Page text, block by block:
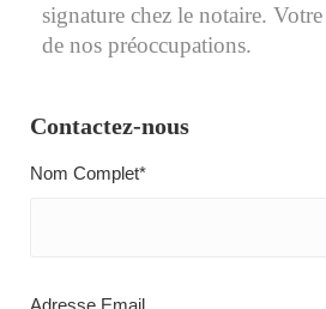
signature chez le notaire.
de nos préoccupations.
Contactez-nous
Nom Complet*